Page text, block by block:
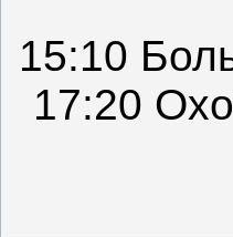
15:10
17:20